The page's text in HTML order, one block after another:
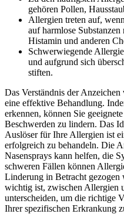
gehören Pollen,
Allergien treten auf,
auf harmlose
Histamin und anderen
Schwerwiegende
und aufgrund sich
stiften.
Das Verständnis der
eine effektive Behandlung.
erkennen, können Sie
Beschwerden zu lindern. Das
Auslöser für Ihre Allergien ist
erfolgreich zu behandeln. Die
Nasensprays kann helfen, die
schweren Fällen können
Linderung in Betracht gezogen
wichtig ist, zwischen Allergien
unterscheiden, um die richtige
Ihrer spezifischen Erkrankung